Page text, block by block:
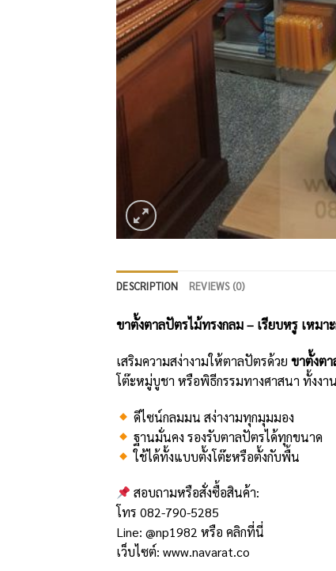
DESCRIPTION REVIEWS (0)
ขาตั้งตาลปัตรไม้ทรงกลม – เรียบหรู เหม
เสริมความสง่างามให้ตาลปัตรด้วย ขาตั้งต
โต๊ะหมู่บูชา หรือพิธีกรรมทางศาสนา ทั้งง
ดีไซน์กลมมน สง่างามทุกมุมมอง
ฐานมั่นคง รองรับตาลปัตรได้ทุกขนาด
ใช้ได้ทั้งแบบตั้งโต๊ะหรือตั้งกับพื้น
สอบถามหรือสั่งซื้อสินค้า:
โทร 082-790-5285
Line: @np1982 หรือ คลิกที่นี่
เว็บไซต์: www.navarat.co